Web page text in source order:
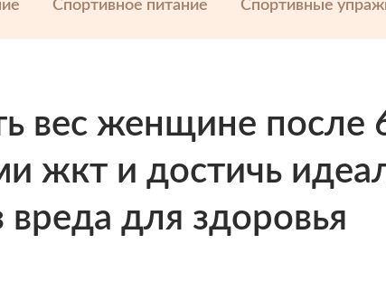
Спортивное питание Спортивные
вес женщине после
жкт и достичь
для здоровья